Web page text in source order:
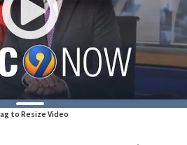
to Resize Video